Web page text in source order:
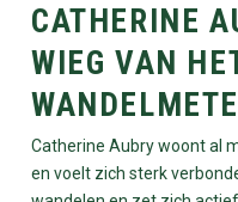
CATHERINE
WIEG VAN
Catherine Aubry woont al
en voelt zich sterk